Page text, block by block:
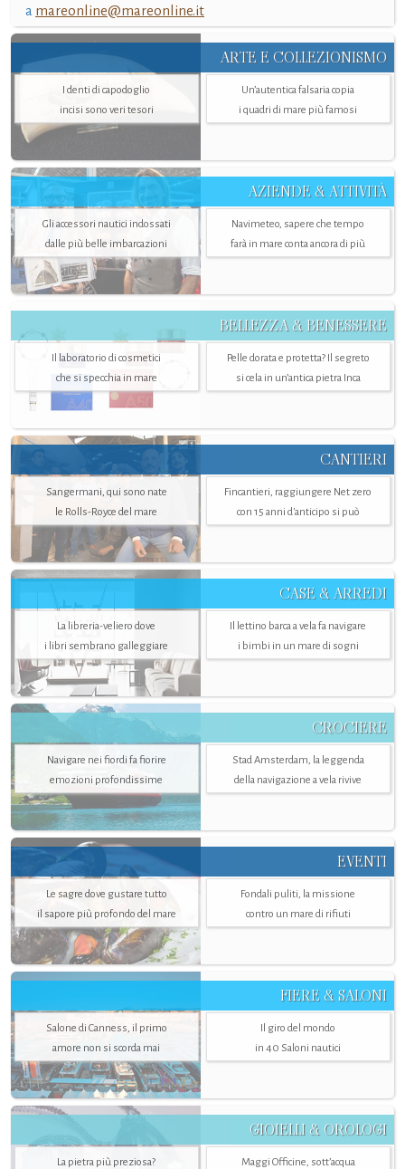
a mareonline@mareonline.it
ARTE E COLLEZIONISMO
I denti di capodoglio
incisi sono veri tesori
Un’autentica falsaria copia
i quadri di mare più famosi
AZIENDE & ATTIVITÀ
Gli accessori nautici indossati
dalle più belle imbarcazioni
Navimeteo, sapere che tempo
farà in mare conta ancora di più
BELLEZZA & BENESSERE
Il laboratorio di cosmetici
che si specchia in mare
Pelle dorata e protetta? Il segreto
si cela in un’antica pietra Inca
CANTIERI
Sangermani, qui sono nate
le Rolls-Royce del mare
Fincantieri, raggiungere Net zero
con 15 anni d'anticipo si può
CASE & ARREDI
La libreria-veliero dove
i libri sembrano galleggiare
Il lettino barca a vela fa navigare
i bimbi in un mare di sogni
CROCIERE
Navigare nei fiordi fa fiorire
emozioni profondissime
Stad Amsterdam, la leggenda
della navigazione a vela rivive
EVENTI
Le sagre dove gustare tutto
il sapore più profondo del mare
Fondali puliti, la missione
contro un mare di rifiuti
FIERE & SALONI
Salone di Canness, il primo
amore non si scorda mai
Il giro del mondo
in 40 Saloni nautici
GIOIELLI & OROLOGI
La pietra più preziosa?
Maggi Officine, sott’acqua